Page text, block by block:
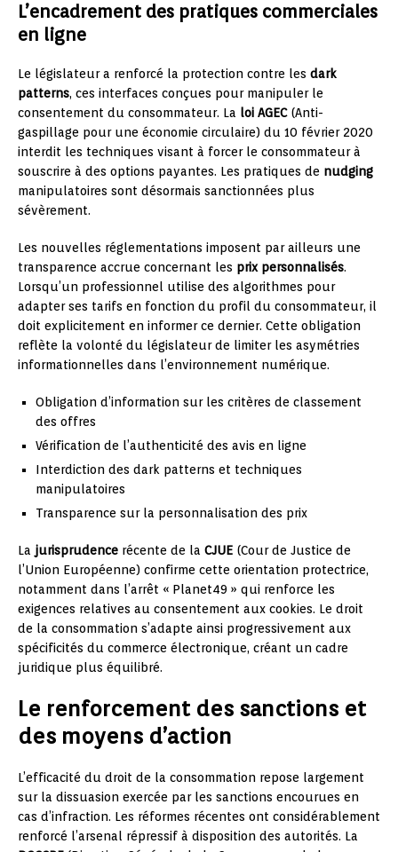
L’encadrement des pratiques commerciales
en ligne
Le législateur a renforcé la protection contre les dark
patterns, ces interfaces conçues pour manipuler le
consentement du consommateur. La loi AGEC(Anti-
gaspillage pour une économie circulaire) du 10 février 2020
interdit les techniques visant à forcer le consommateur à
souscrire à des options payantes. Les pratiques de nudging
manipulatoires sont désormais sanctionnées plus
sévèrement.
Les nouvelles réglementations imposent par ailleurs une
transparence accrue concernant les prix personnalisés.
Lorsqu’un professionnel utilise des algorithmes pour
adapter ses tarifs en fonction du profil du consommateur, il
doit explicitement en informer ce dernier. Cette obligation
reflète la volonté du législateur de limiter les asymétries
informationnelles dans l’environnement numérique.
Obligation d’information sur les critères de classement
des offres
Vérification de l’authenticité des avis en ligne
Interdiction des dark patterns et techniques
manipulatoires
Transparence sur la personnalisation des prix
La jurisprudence récente de la CJUE (Cour de Justice de
l’Union Européenne) confirme cette orientation protectrice,
notamment dans l’arrêt « Planet49 » qui renforce les
exigences relatives au consentement aux cookies. Le droit
de la consommation s’adapte ainsi progressivement aux
spécificités du commerce électronique, créant un cadre
juridique plus équilibré.
Le renforcement des sanctions et
des moyens d’action
L’efficacité du droit de la consommation repose largement
sur la dissuasion exercée par les sanctions encourues en
cas d’infraction. Les réformes récentes ont considérablement
renforcé l’arsenal répressif à disposition des autorités. La